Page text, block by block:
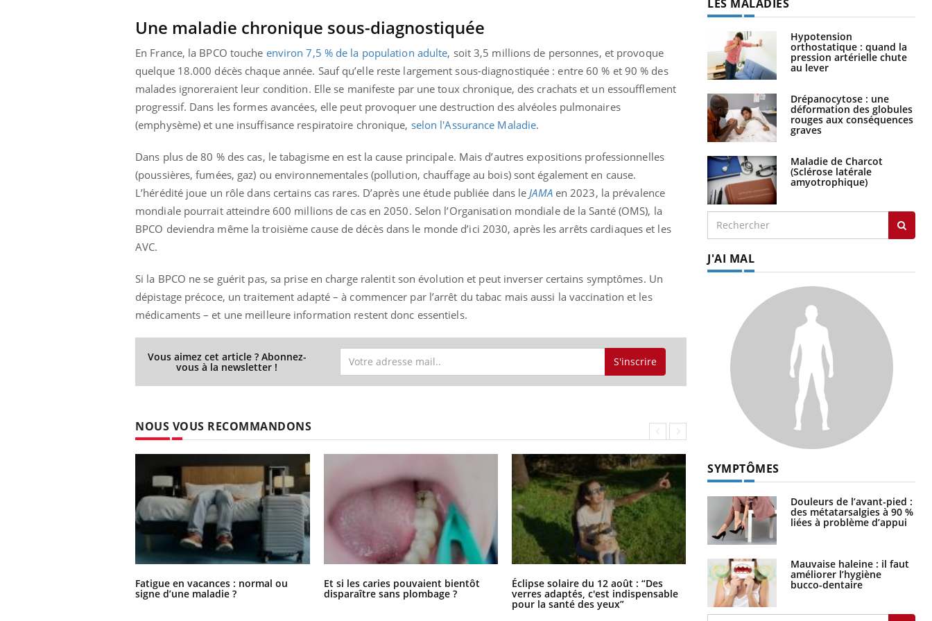
Une maladie chronique sous-diagnostiquée
En France, la BPCO touche environ 7,5 % de la population adulte, soit 3,5 millions de personnes, et provoque
quelque 18.000 décès chaque année. Sauf qu’elle reste largement sous-diagnostiquée : entre 60 % et 90 % des
malades ignoreraient leur condition. Elle se manifeste par une toux chronique, des crachats et un essoufflement
progressif. Dans les formes avancées, elle peut provoquer une destruction des alvéoles pulmonaires
(emphysème) et une insuffisance respiratoire chronique, selon l'Assurance Maladie.
Dans plus de 80 % des cas, le tabagisme en est la cause principale. Mais d’autres expositions professionnelles
(poussières, fumées, gaz) ou environnementales (pollution, chauffage au bois) sont également en cause.
L’hérédité joue un rôle dans certains cas rares. D’après une étude publiée dans le JAMAen 2023, la prévalence
mondiale pourrait atteindre 600 millions de cas en 2050. Selon l’Organisation mondiale de la Santé (OMS), la
BPCO deviendra même la troisième cause de décès dans le monde d’ici 2030, après les arrêts cardiaques et les
AVC.
Si la BPCO ne se guérit pas, sa prise en charge ralentit son évolution et peut inverser certains symptômes. Un
dépistage précoce, un traitement adapté – à commencer par l’arrêt du tabac mais aussi la vaccination et les
médicaments – et une meilleure information restent donc essentiels.
Vous aimez cet article ? Abonnez-
vous à la newsletter ! S'inscrire
NOUS VOUS RECOMMANDONS
Fatigue en vacances : normal ou
signe d’une maladie ?
Et si les caries pouvaient bientôt
disparaître sans plombage ?
Éclipse solaire du 12 août : “Des
verres adaptés, c'est indispensable
pour la santé des yeux”
Les troubles du sommeil modifient
votre cerveau !
LES MALADIES
Hypotension
orthostatique : quand la
pression artérielle chute
au lever
Drépanocytose : une
déformation des globules
rouges aux conséquences
graves
Maladie de Charcot
(Sclérose latérale
amyotrophique)
J'AI MAL
SYMPTÔMES
Douleurs de l’avant-pied :
des métatarsalgies à 90 %
liées à problème d’appui
Mauvaise haleine : il faut
améliorer l’hygiène
bucco-dentaire